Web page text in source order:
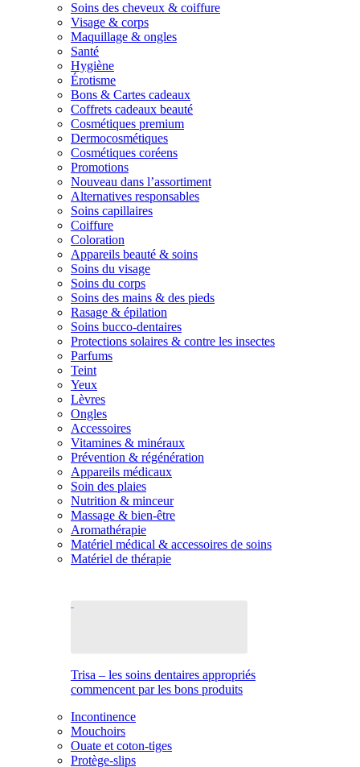
Soins des cheveux & coiffure
Visage & corps
Maquillage & ongles
Santé
Hygiène
Érotisme
Bons & Cartes cadeaux
Coffrets cadeaux beauté
Cosmétiques premium
Dermocosmétiques
Cosmétiques coréens
Promotions
Nouveau dans l’assortiment
Alternatives responsables
Soins capillaires
Coiffure
Coloration
Appareils beauté & soins
Soins du visage
Soins du corps
Soins des mains & des pieds
Rasage & épilation
Soins bucco-dentaires
Protections solaires & contre les insectes
Parfums
Teint
Yeux
Lèvres
Ongles
Accessoires
Vitamines & minéraux
Prévention & régénération
Appareils médicaux
Soin des plaies
Nutrition & minceur
Massage & bien-être
Aromathérapie
Matériel médical & accessoires de soins
Matériel de thérapie
Trisa – les soins dentaires appropriés
commencent par les bons produits
Incontinence
Mouchoirs
Ouate et coton-tiges
Protège-slips